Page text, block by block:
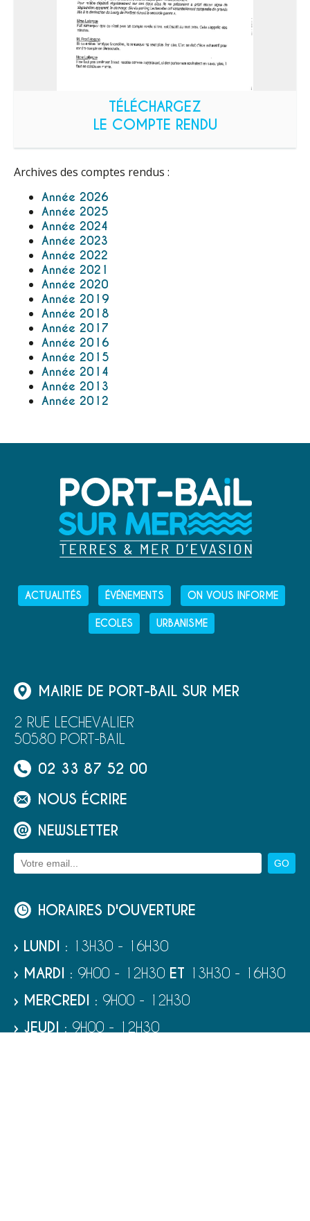
TÉLÉCHARGEZ
LE COMPTE RENDU
Archives des comptes rendus :
Année 2026
Année 2025
Année 2024
Année 2023
Année 2022
Année 2021
Année 2020
Année 2019
Année 2018
Année 2017
Année 2016
Année 2015
Année 2014
Année 2013
Année 2012
ACTUALITÉS ÉVÉNEMENTS ON VOUS INFORME
ECOLES URBANISME
MAIRIE DE PORT-BAIL SUR MER
2 RUE LECHEVALIER
50580 PORT-BAIL
02 33 87 52 00
NOUS ÉCRIRE
NEWSLETTER
HORAIRES D'OUVERTURE
› LUNDI : 13H30 - 16H30
› MARDI : 9H00 - 12H30 ET 13H30 - 16H30
› MERCREDI : 9H00 - 12H30
› JEUDI : 9H00 - 12H30